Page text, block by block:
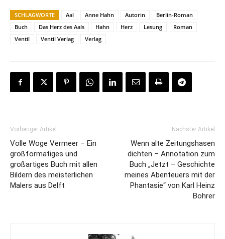
SCHLAGWORTE Aal Anne Hahn Autorin
Berlin-Roman
Buch
Das Herz des Aals Hahn Herz Lesung
Roman
Ventil
Ventil Verlag Verlag
Vorheriger Artikel
Volle Woge Vermeer – Ein
großformatiges und
großartiges Buch mit allen
Bildern des meisterlichen
Malers aus Delft
Nächster Artikel
Wenn alte Zeitungshasen
dichten – Annotation zum
Buch „Jetzt – Geschichte
meines Abenteuers mit der
Phantasie“ von Karl Heinz
Bohrer